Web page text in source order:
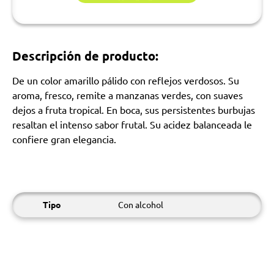
Descripción de producto:
De un color amarillo pálido con reflejos verdosos. Su
aroma, fresco, remite a manzanas verdes, con suaves
dejos a fruta tropical. En boca, sus persistentes burbujas
resaltan el intenso sabor frutal. Su acidez balanceada le
confiere gran elegancia.
Tipo Con alcohol